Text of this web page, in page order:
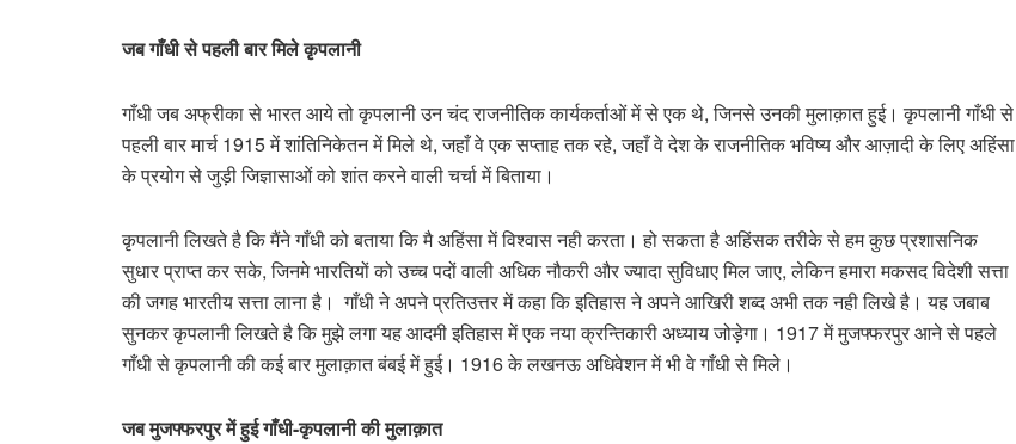
जब गाँधी से पहली बार मिले कृपलानी
गाँधी जब अफ्रीका से भारत आये तो कृपलानी उन चंद राजनीतिक कार्यकर्ताओं में से एक थे, जिनसे उनकी मुलाक़ात हुई। कृपलानी गाँधी से
पहली बार मार्च 1915 में शांतिनिकेतन में मिले थे, जहाँ वे एक सप्ताह तक रहे, जहाँ वे देश के राजनीतिक भविष्य और आज़ादी के लिए अहिंसा
के प्रयोग से जुड़ी जिज्ञासाओं को शांत करने वाली चर्चा में बिताया।
कृपलानी लिखते है कि मैंने गाँधी को बताया कि मै अहिंसा में विश्वास नही करता। हो सकता है अहिंसक तरीके से हम कुछ प्रशासनिक
सुधार प्राप्त कर सके, जिनमे भारतियों को उच्च पदों वाली अधिक नौकरी और ज्यादा सुविधाए मिल जाए, लेकिन हमारा मकसद विदेशी सत्ता
की जगह भारतीय सत्ता लाना है। गाँधी ने अपने प्रतिउत्तर में कहा कि इतिहास ने अपने आखिरी शब्द अभी तक नही लिखे है। यह जबाब
सुनकर कृपलानी लिखते है कि मुझे लगा यह आदमी इतिहास में एक नया क्रन्तिकारी अध्याय जोड़ेगा। 1917 में मुजफ्फरपुर आने से पहले
गाँधी से कृपलानी की कई बार मुलाक़ात बंबई में हुई। 1916 के लखनऊ अधिवेशन में भी वे गाँधी से मिले।
जब मुजफ्फरपुर में हुई गाँधी-कृपलानी की मुलाक़ात